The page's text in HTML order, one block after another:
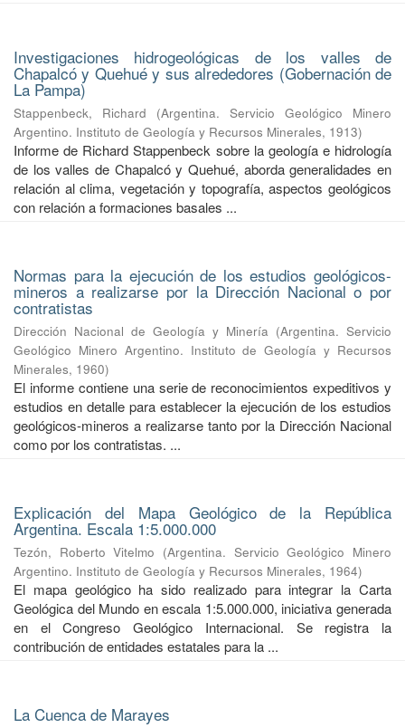
Investigaciones hidrogeológicas de los valles de
Chapalcó y Quehué y sus alrededores (Gobernación de
La Pampa)
Stappenbeck, Richard (Argentina. Servicio Geológico Minero
Argentino. Instituto de Geología y Recursos Minerales, 1913)
Informe de Richard Stappenbeck sobre la geología e hidrología
de los valles de Chapalcó y Quehué, aborda generalidades en
relación al clima, vegetación y topografía, aspectos geológicos
con relación a formaciones basales ...
Normas para la ejecución de los estudios geológicos-
mineros a realizarse por la Dirección Nacional o por
contratistas
Dirección Nacional de Geología y Minería (Argentina. Servicio
Geológico Minero Argentino. Instituto de Geología y Recursos
Minerales, 1960)
El informe contiene una serie de reconocimientos expeditivos y
estudios en detalle para establecer la ejecución de los estudios
geológicos-mineros a realizarse tanto por la Dirección Nacional
como por los contratistas. ...
Explicación del Mapa Geológico de la República
Argentina. Escala 1:5.000.000
Tezón, Roberto Vitelmo (Argentina. Servicio Geológico Minero
Argentino. Instituto de Geología y Recursos Minerales, 1964)
El mapa geológico ha sido realizado para integrar la Carta
Geológica del Mundo en escala 1:5.000.000, iniciativa generada
en el Congreso Geológico Internacional. Se registra la
contribución de entidades estatales para la ...
La Cuenca de Marayes